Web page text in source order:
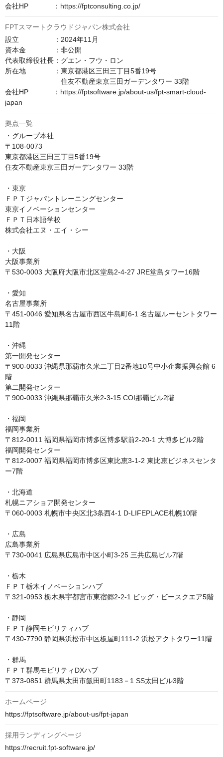
会社HP　　　  ：https://fptconsulting.co.jp/
FPTスマートクラウドジャパン株式会社
設立　　　　　：2024年11月
資本金　　　　：非公開
代表取締役社長：グエン・フウ・ロン
所在地　　　　：東京都港区三田三丁目5番19号
住友不動産東京三田ガーデンタワー 33階
会社HP　　　  ：https://fptsoftware.jp/about-us/fpt-smart-cloud-
japan
拠点一覧
・グループ本社
〒108-0073
東京都港区三田三丁目5番19号
住友不動産東京三田ガーデンタワー 33階
・東京
ＦＰＴジャパントレーニングセンター
東京イノベーションセンター
ＦＰＴ日本語学校
株式会社エヌ・エイ・シー
・大阪
大阪事業所
〒530-0003 大阪府大阪市北区堂島2-4-27 JRE堂島タワー16階
・愛知
名古屋事業所
〒451-0046 愛知県名古屋市西区牛島町6-1 名古屋ルーセントタワー
11階
・沖縄
第一開発センター
〒900-0033 沖縄県那覇市久米二丁目2番地10号中小企業振興会館 6
階
第二開発センター
〒900-0033 沖縄県那覇市久米2-3-15 COI那覇ビル2階
・福岡
福岡事業所
〒812-0011 福岡県福岡市博多区博多駅前2-20-1 大博多ビル2階
福岡開発センター
〒812-0007 福岡県福岡市博多区東比恵3-1-2 東比恵ビジネスセンタ
ー7階
・北海道
札幌ニアショア開発センター
〒060-0003 札幌市中央区北3条西4-1 D-LIFEPLACE札幌10階
・広島
広島事業所
〒730-0041 広島県広島市中区小町3-25 三共広島ビル7階
・栃木
ＦＰＴ栃木イノベーションハブ
〒321-0953 栃木県宇都宮市東宿郷2-2-1 ビッグ・ビースクエア5階
・静岡
ＦＰＴ静岡モビリティハブ
〒430-7790 静岡県浜松市中区板屋町111-2 浜松アクトタワー11階
・群馬
ＦＰＴ群馬モビリティDXハブ
ホームページ
https://fptsoftware.jp/about-us/fpt-japan
採用ランディングページ
https://recruit.fpt-software.jp/